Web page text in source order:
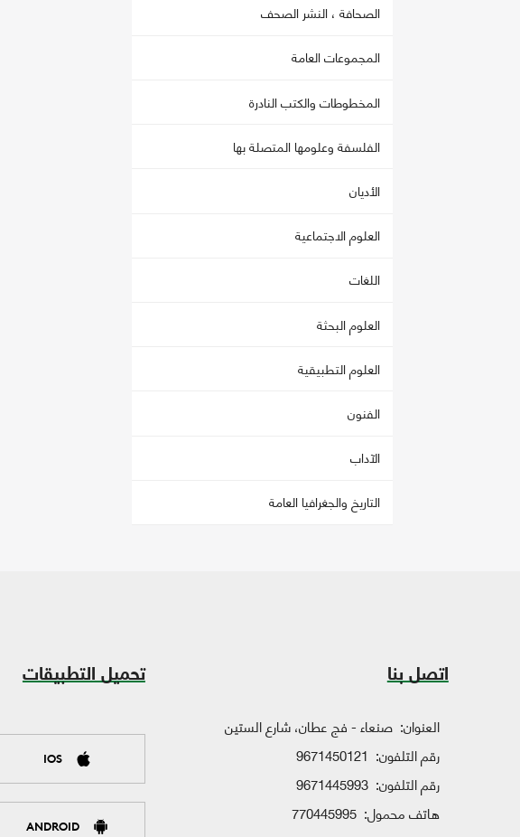
الصحافة ، النشر الصحف
المجموعات العامة
المخطوطات والكتب النادرة
الفلسفة وعلومها المتصلة بها
الأديان
العلوم الاجتماعية
اللغات
العلوم البحثة
العلوم التطبيقية
الفنون
الآداب
التاريخ والجغرافيا العامة
اتصل بنا
العنوان: صنعاء - فج عطان، شارع الستين
رقم التلفون: 9671450121
رقم التلفون: 9671445993
هاتف محمول: 770445995
تحميل التطبيقات
IOS
ANDROID